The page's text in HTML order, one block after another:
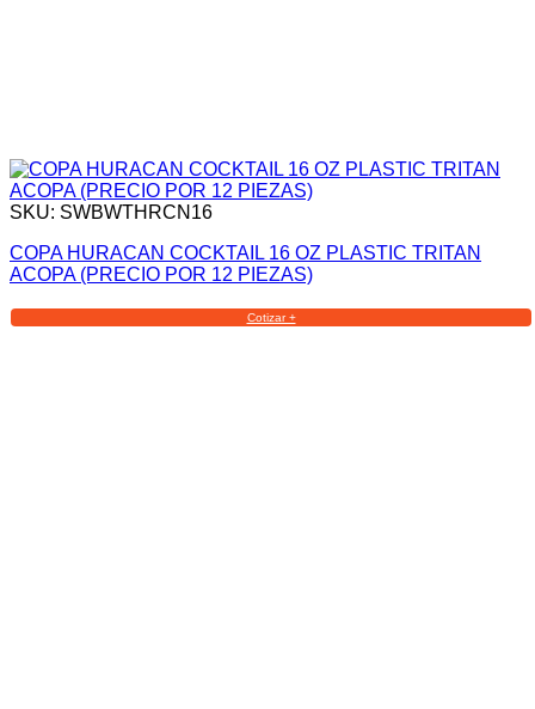
SKU: SWBWTHRCN16
COPA HURACAN COCKTAIL 16 OZ PLASTIC TRITAN
ACOPA (PRECIO POR 12 PIEZAS)
Cotizar +